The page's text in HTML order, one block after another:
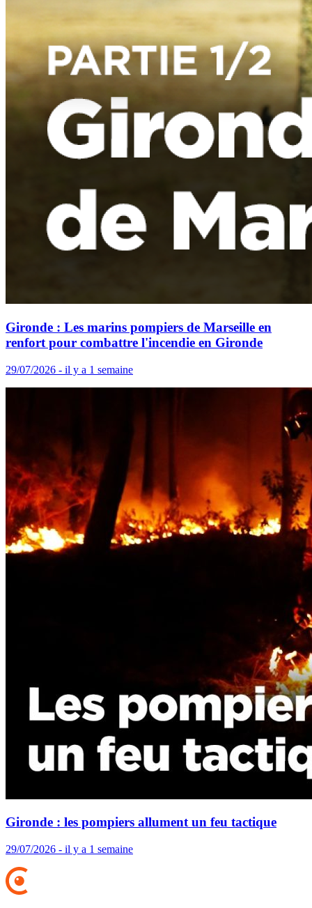
Gironde : Les marins pompiers de Marseille en
renfort pour combattre l'incendie en Gironde
29/07/2026 - il y a 1 semaine
Gironde : les pompiers allument un feu tactique
29/07/2026 - il y a 1 semaine